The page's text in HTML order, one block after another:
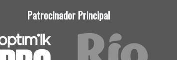
Patrocinador Principal